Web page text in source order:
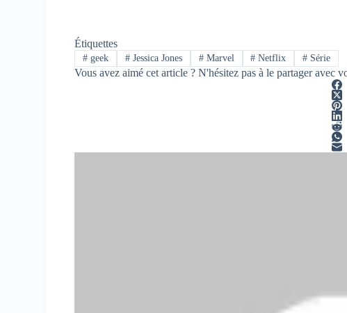
Étiquettes
# geek #Jessica Jones #Marvel # Netflix # Série
Vous avez aimé cet article ? N'hésitez pas à le partager avec